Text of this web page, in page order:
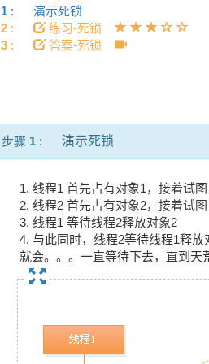
1 :
演示死锁
2 :
练习-死锁
3 : 答案-死锁
步骤 1 : 演示死锁
1. 线程1 首先占有对象1，接着试
2. 线程2 首先占有对象2，接着试
3. 线程1 等待线程2释放对象2
4. 与此同时，线程2等待线程1释放
就会。。。一直等待下去，直到天